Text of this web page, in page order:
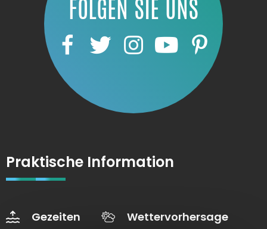
FOLGEN SIE UNS
Praktische Information
Gezeiten
Wettervorhersage